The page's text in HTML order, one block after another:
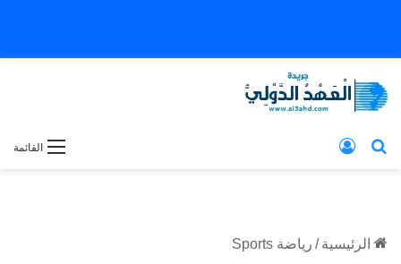
القائمة بحث عن
الرئيسية / رياضة Sports